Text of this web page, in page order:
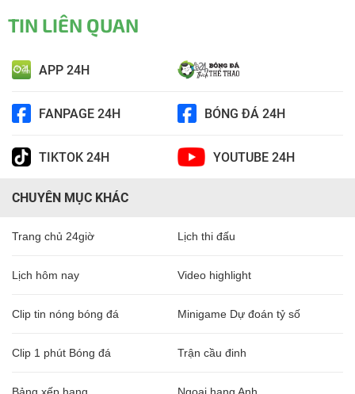
TIN LIÊN QUAN
APP 24H
FANPAGE 24H BÓNG ĐÁ 24H
TIKTOK 24H YOUTUBE 24H
CHUYÊN MỤC KHÁC
Trang chủ 24giờ Lịch thi đấu
Lịch hôm nay Video highlight
Clip tin nóng bóng đá Minigame Dự đoán tỷ số
Clip 1 phút Bóng đá Trận cầu đinh